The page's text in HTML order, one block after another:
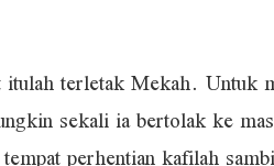
terletak Mekah. Untuk
sekali ia bertolak ke